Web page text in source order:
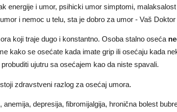
koji traje dugo i konstantno. Osoba stalno oseća
kako se osećate kada imate grip ili osećaju kada
ujutru sa osećajem kao da niste spavali.
zdravstveni razlog za osećaj umora.
anemija, depresija, fibromijalgija, hronična bolest